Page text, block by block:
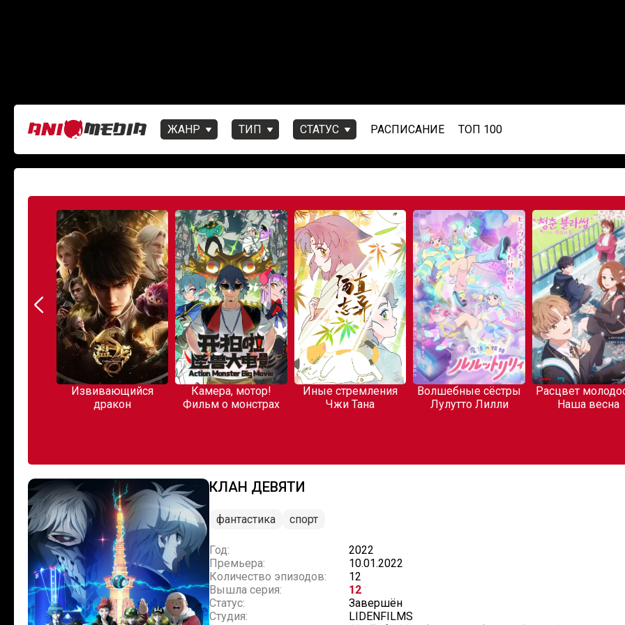
ЖАНР ТИП СТАТУС РАСПИСАНИЕ ТОП 100
Извивающийся
дракон
Камера, мотор!
Фильм о монстрах
Иные стремления
Чжи Тана
Волшебные сёстры
Лулутто Лилли
Расцвет
Наша весна
КЛАН ДЕВЯТИ
фантастика спорт
Год:
2022
Премьера:
10.01.2022
Количество эпизодов:
12
Вышла серия:
12
Статус:
Завершён
Студия:
LIDENFILMS